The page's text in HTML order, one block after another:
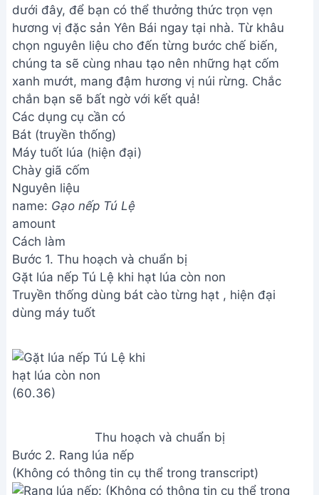
dưới đây, để bạn có thể thưởng thức trọn vẹn
hương vị đặc sản Yên Bái ngay tại nhà. Từ khâu
chọn nguyên liệu cho đến từng bước chế biến,
chúng ta sẽ cùng nhau tạo nên những hạt cốm
xanh mướt, mang đậm hương vị núi rừng. Chắc
chắn bạn sẽ bất ngờ với kết quả!
Các dụng cụ cần có
Bát (truyền thống)
Máy tuốt lúa (hiện đại)
Chày giã cốm
Nguyên liệu
name: Gạo nếp Tú Lệ
amount
Cách làm
Bước 1. Thu hoạch và chuẩn bị
Gặt lúa nếp Tú Lệ khi hạt lúa còn non
Truyền thống dùng bát cào từng hạt , hiện đại
dùng máy tuốt
Thu hoạch và chuẩn bị
Bước 2. Rang lúa nếp
(Không có thông tin cụ thể trong transcript)